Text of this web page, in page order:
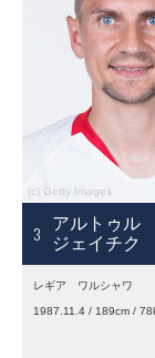
3
アルトゥル
ジェイチク
レギア ワルシャワ
1987.11.4 / 189cm /